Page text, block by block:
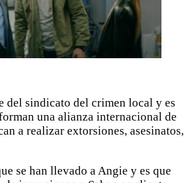
del sindicato del crimen local y es
una alianza internacional de
a realizar extorsiones, asesinatos,
se han llevado a Angie y es que